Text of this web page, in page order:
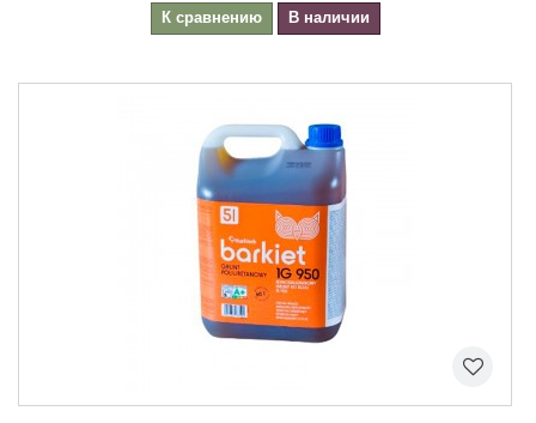
К сравнению В наличии